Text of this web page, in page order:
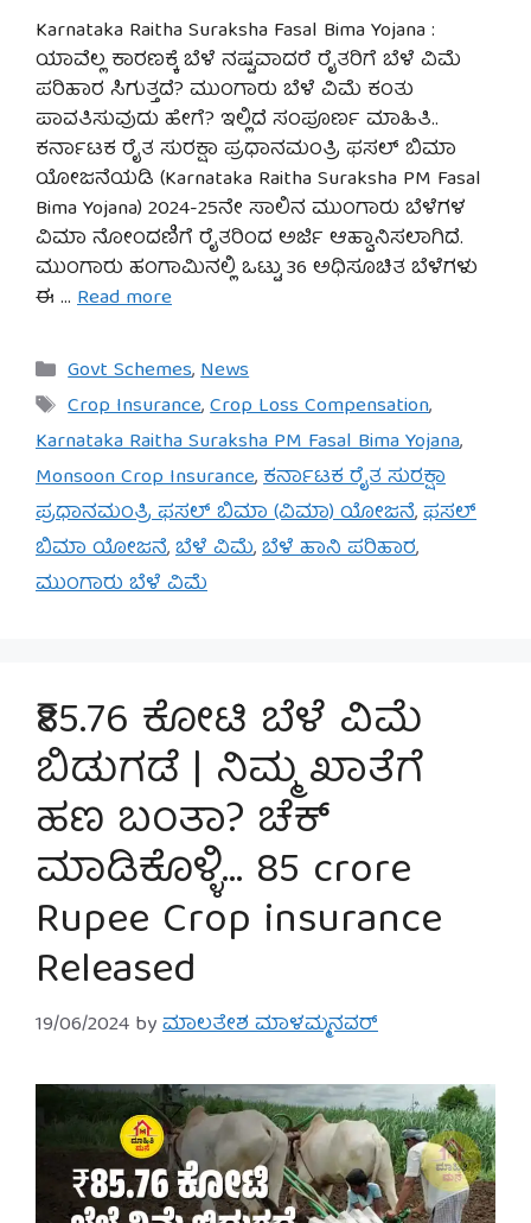
Karnataka Raitha Suraksha Fasal Bima Yojana :
ಯಾವೆಲ್ಲ ಕಾರಣಕ್ಕೆ ಬೆಳೆ ನಷ್ಟವಾದರೆ ರೈತರಿಗೆ ಬೆಳೆ ವಿಮೆ
ಪರಿಹಾರ ಸಿಗುತ್ತದೆ? ಮುಂಗಾರು ಬೆಳೆ ವಿಮೆ ಕಂತು
ಪಾವತಿಸುವುದು ಹೇಗೆ? ಇಲ್ಲಿದೆ ಸಂಪೂರ್ಣ ಮಾಹಿತಿ..
ಕರ್ನಾಟಕ ರೈತ ಸುರಕ್ಷಾ ಪ್ರಧಾನಮಂತ್ರಿ ಫಸಲ್ ಬಿಮಾ
ಯೋಜನೆಯಡಿ (Karnataka Raitha Suraksha PM Fasal
Bima Yojana) 2024-25ನೇ ಸಾಲಿನ ಮುಂಗಾರು ಬೆಳೆಗಳ
ವಿಮಾ ನೋಂದಣಿಗೆ ರೈತರಿಂದ ಅರ್ಜಿ ಆಹ್ವಾನಿಸಲಾಗಿದೆ.
ಮುಂಗಾರು ಹಂಗಾಮಿನಲ್ಲಿ ಒಟ್ಟು 36 ಅಧಿಸೂಚಿತ ಬೆಳೆಗಳು
ಈ … Read more
Categories
Govt Schemes,News
Tags
Crop Insurance,Crop Loss Compensation,
Karnataka Raitha Suraksha PM Fasal Bima Yojana,
Monsoon Crop Insurance,ಕರ್ನಾಟಕ ರೈತ ಸುರಕ್ಷಾ
ಪ್ರಧಾನಮಂತ್ರಿ ಫಸಲ್ ಬಿಮಾ (ವಿಮಾ) ಯೋಜನೆ,ಫಸಲ್
ಬಿಮಾ ಯೋಜನೆ,ಬೆಳೆ ವಿಮೆ,ಬೆಳೆ ಹಾನಿ ಪರಿಹಾರ,
ಮುಂಗಾರು ಬೆಳೆ ವಿಮೆ
₹85.76 ಕೋಟಿ ಬೆಳೆ ವಿಮೆ
ಬಿಡುಗಡೆ | ನಿಮ್ಮ ಖಾತೆಗೆ
ಹಣ ಬಂತಾ? ಚೆಕ್
ಮಾಡಿಕೊಳ್ಳಿ… 85 crore
Rupee Crop insurance
Released
19/06/2024 byಮಾಲತೇಶ ಮಾಳಮ್ಮನವರ್